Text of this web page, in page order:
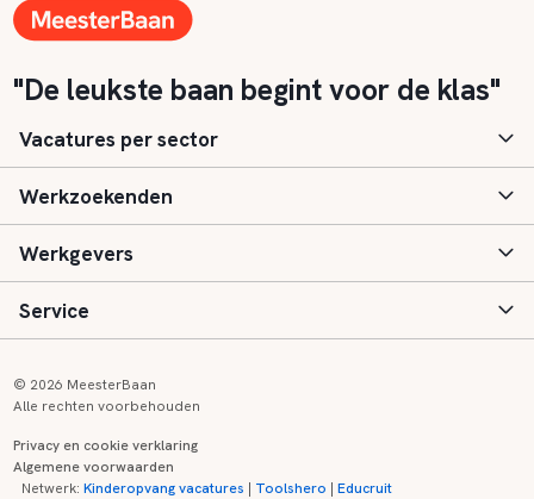
"De leukste baan begint voor de klas"
Vacatures per sector
Basisonderwijs
Speciaal (basis) onderwijs
Voortgezet onderwijs
Kinderopvang
Werkzoekenden
Aanmelden
Vacatures
Zij-instroom informatie
Werkgevers
Inloggen
Registreren
Service
Onderwijs links
© 2026 MeesterBaan
Alle rechten voorbehouden
Privacy en cookie verklaring
Algemene voorwaarden
Netwerk:Kinderopvang vacatures | Toolshero |Educruit